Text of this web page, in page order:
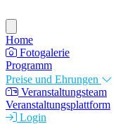
Home
Fotogalerie
Programm
Preise und Ehrungen
Veranstaltungsteam
Veranstaltungsplattform
Login